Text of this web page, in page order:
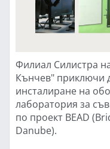
Филиал Силистра
Кънчев" приключи
инсталиране на
лаборатория за
по проект BEAD
Danube).